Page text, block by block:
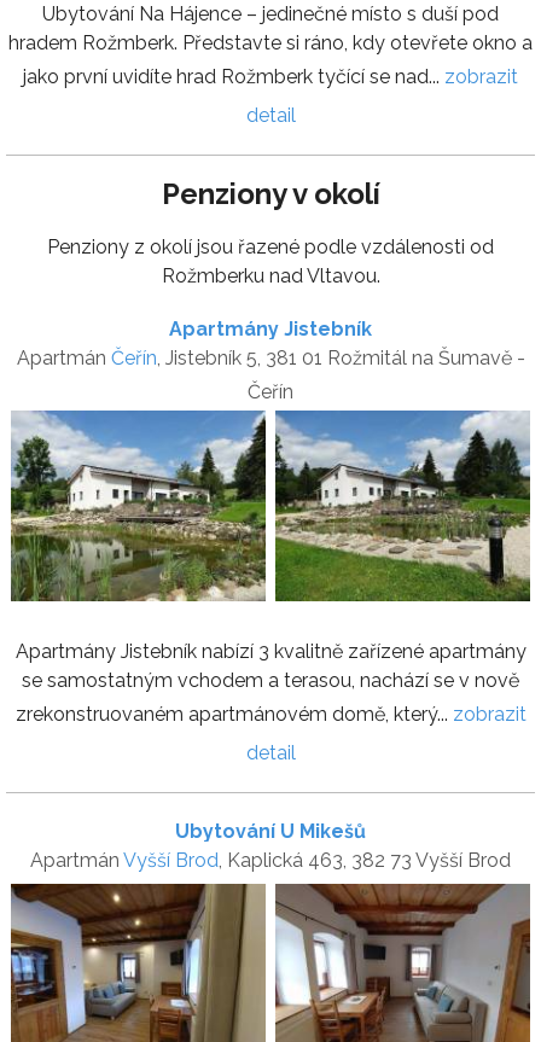
Ubytování Na Hájence – jedinečné místo s duší pod
hradem Rožmberk. Představte si ráno, kdy otevřete okno a
jako první uvidíte hrad Rožmberk tyčící se nad... zobrazit
detail
Penziony v okolí
Penziony z okolí jsou řazené podle vzdálenosti od
Rožmberku nad Vltavou.
Apartmány Jistebník
Apartmán Čeřín , Jistebník 5, 381 01 Rožmitál na Šumavě -
Čeřín
Apartmány Jistebník nabízí 3 kvalitně zařízené apartmány
se samostatným vchodem a terasou, nachází se v nově
zrekonstruovaném apartmánovém domě, který... zobrazit
detail
Ubytování U Mikešů
Apartmán Vyšší Brod, Kaplická 463, 382 73 Vyšší Brod